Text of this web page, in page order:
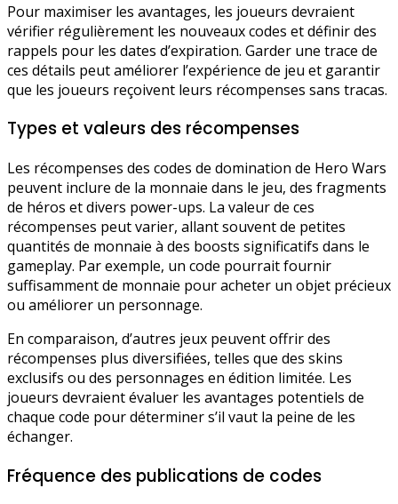
Pour maximiser les avantages, les joueurs devraient
vérifier régulièrement les nouveaux codes et définir des
rappels pour les dates d’expiration. Garder une trace de
ces détails peut améliorer l’expérience de jeu et garantir
que les joueurs reçoivent leurs récompenses sans tracas.
Types et valeurs des récompenses
Les récompenses des codes de domination de Hero Wars
peuvent inclure de la monnaie dans le jeu, des fragments
de héros et divers power-ups. La valeur de ces
récompenses peut varier, allant souvent de petites
quantités de monnaie à des boosts significatifs dans le
gameplay. Par exemple, un code pourrait fournir
suffisamment de monnaie pour acheter un objet précieux
ou améliorer un personnage.
En comparaison, d’autres jeux peuvent offrir des
récompenses plus diversifiées, telles que des skins
exclusifs ou des personnages en édition limitée. Les
joueurs devraient évaluer les avantages potentiels de
chaque code pour déterminer s’il vaut la peine de les
échanger.
Fréquence des publications de codes